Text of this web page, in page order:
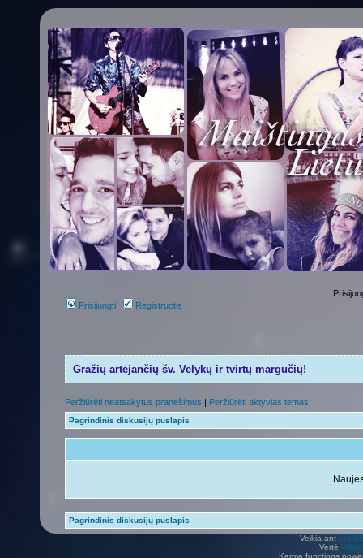
Prisijungti Registruotis
Gražių artėjančių šv. Velykų ir tvirtų margučių!
Peržiūrėti neatsakytus pranešimus | Peržiūrėti aktyvias temas
Pagrindinis diskusijų puslapis
Pagrindinis diskusijų puslapis
Veikia ant
Vertė Vilius
Karma functions